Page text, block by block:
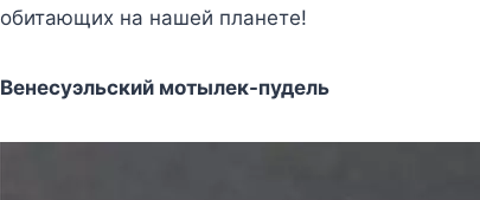
обитающих на нашей планете!
Венесуэльский мотылек-пудель